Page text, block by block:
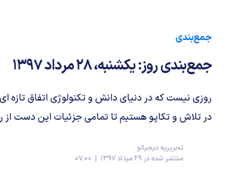
جمع‌بندی
جمع‌بندی روز: یکشنبه، ۲۸ مرداد ۱۳۹۷
روزی نیست که در دنیای دانش و تکنولوژی اتفاق تازه
در تلاش و تکاپو هستیم تا تمامی جزئیات این دست از
تحریریه دیجیاتو
منتشر شده در 29 مرداد 1397 | 07:00